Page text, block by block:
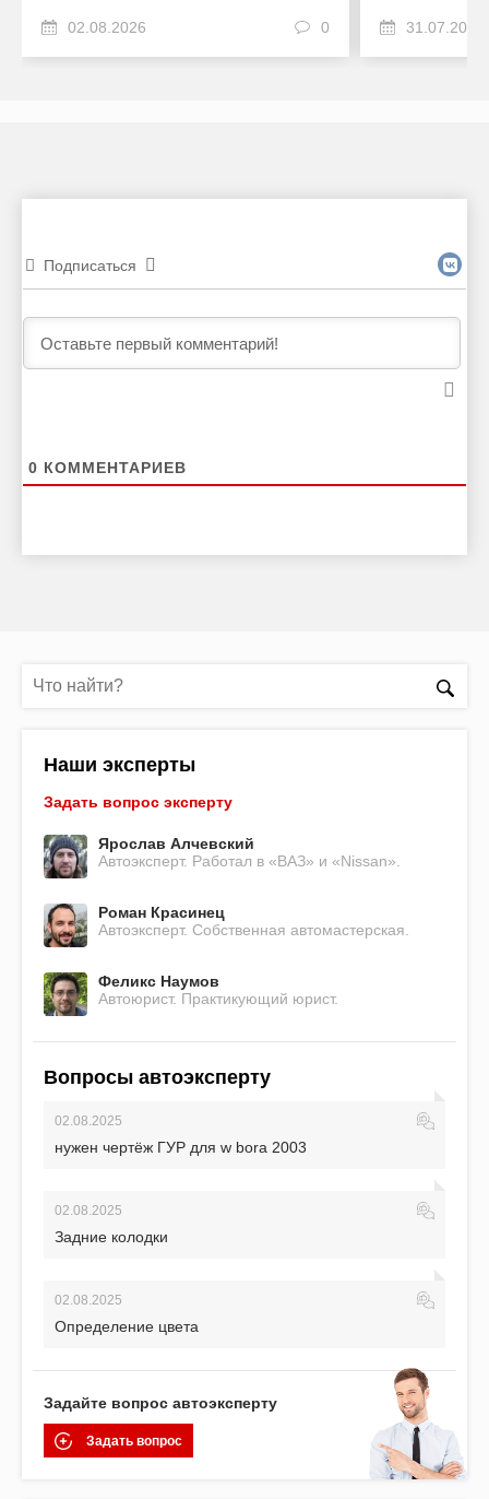
02.08.2026 0 31.07.2026
Подписаться
0 КОММЕНТАРИЕВ
Наши эксперты
Задать вопрос эксперту
Ярослав Алчевский
Автоэксперт. Работал в «ВАЗ» и «Nissan».
Роман Красинец
Автоэксперт. Собственная автомастерская.
Феликс Наумов
Автоюрист. Практикующий юрист.
Вопросы автоэксперту
02.08.2025
нужен чертёж ГУР для w bora 2003
02.08.2025
Задние колодки
02.08.2025
Определение цвета
Задайте вопрос автоэксперту
Задать вопрос